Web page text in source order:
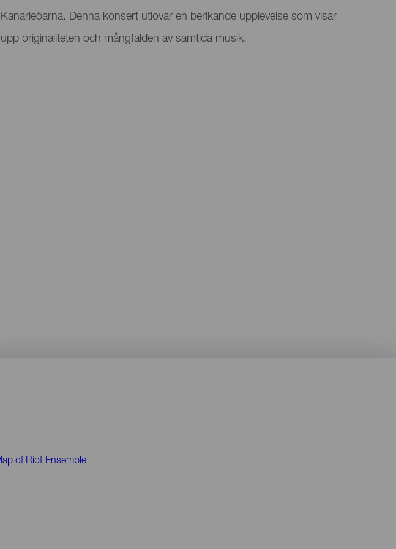
Kanarieöarna. Denna konsert utlovar en berikande upplevelse som visar
upp originaliteten och mångfalden av samtida musik.